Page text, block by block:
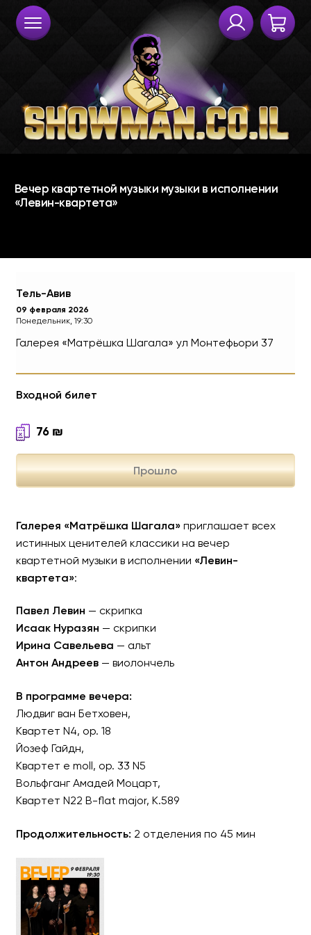
Вечер квартетной
«Левин-квартета»
Тель-Авив
09 февраля 2026
Понедельник, 19:30
Галерея «Матрёшка Шагала» ул Монтефьори 37
Входной билет
76 ₪
Прошло
Галерея «Матрёшка Шагала»приглашает всех
истинных ценителей классики на вечер
квартетной музыки в исполнении «Левин-
квартета»:
Павел Левин — скрипка
Исаак Нуразян — скрипки
Ирина Савельева — альт
Антон Андреев— виолончель
В программе вечера:
Людвиг ван Бетховен,
Квартет N4, op. 18
Йозеф Гайдн,
Квартет e moll, op. 33 N5
Вольфганг Амадей Моцарт,
Квартет N22 B-flat major, K.589
Продолжительность: 2 отделения по 45 мин